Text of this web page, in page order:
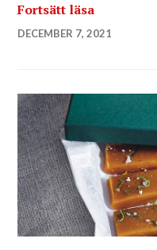
Fortsätt läsaLaddade
DECEMBER 7, 2021